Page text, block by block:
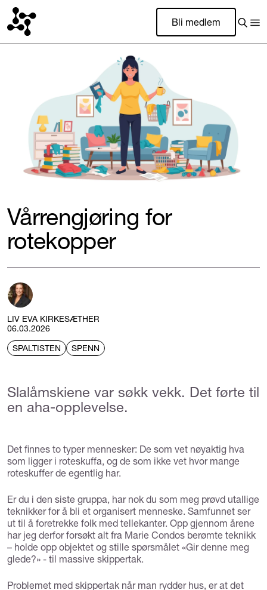
Bli medlem
Vårrengjøring for
rotekopper
LIV EVA KIRKESÆTHER
06.03.2026
SPALTISTEN
SPENN
Slalåmskiene var søkk vekk. Det førte til
en aha-opplevelse.
Det finnes to typer mennesker: De som vet nøyaktig hva
som ligger i roteskuffa, og de som ikke vet hvor mange
roteskuffer de egentlig har.
Er du i den siste gruppa, har nok du som meg prøvd utallige
teknikker for å bli et organisert menneske. Samfunnet ser
ut til å foretrekke folk med tellekanter. Opp gjennom årene
har jeg derfor forsøkt alt fra Marie Condos berømte teknikk
– holde opp objektet og stille spørsmålet «Gir denne meg
glede?» - til massive skippertak.
Problemet med skippertak når man rydder hus, er at det